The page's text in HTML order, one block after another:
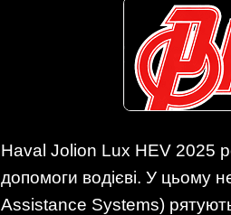
Haval Jolion Lux HEV 2025
допомоги водієві. У цьому
Assistance Systems) рятують